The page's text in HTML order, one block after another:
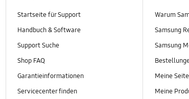
Startseite für Support
Handbuch & Software
Support Suche
Shop FAQ
Garantieinformationen
Servicecenter finden
Warum
Samsung
Samsung
Meine Seite
Meine